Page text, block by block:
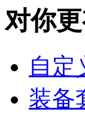
对你
自定
装备